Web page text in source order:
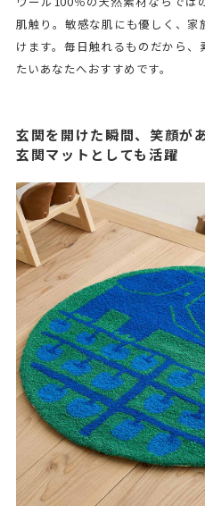
肌触り。敏感な肌にも優しく、
けます。毎日触れるものだから
たいあなたへおすすめです。
玄関を開けた瞬間、笑顔が
玄関マットとしても活躍